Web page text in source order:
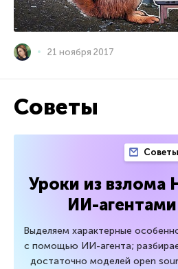
21 ноября 2017
Советы
Советы
Уроки из взлома
ИИ-
Выделяем характерные
с помощью ИИ-агента;
достаточно моделей open